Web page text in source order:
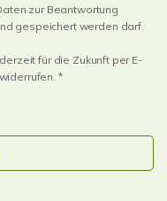
zur Beantwortung
gespeichert werden darf.
für die Zukunft per E-
*